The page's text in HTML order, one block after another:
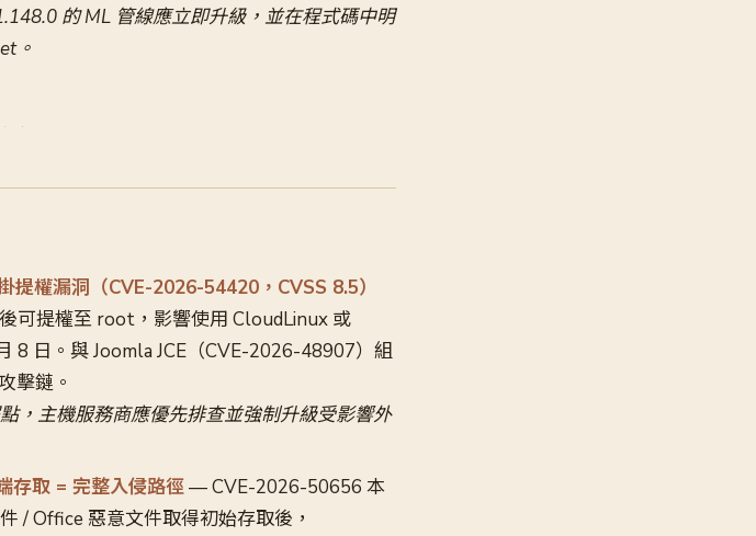
的 ML 管線應立即升級，並在程式碼中明
。
權漏洞（CVE-2026-54420，CVSS 8.5）
可提權至 root，影響使用 CloudLinux 或
8 日。與 Joomla JCE（CVE-2026-48907）組
擊鏈。
，主機服務商應優先排查並強制升級受影響外
存取 = 完整入侵路徑— CVE-2026-50656 本
/ Office 惡意文件取得初始存取後，